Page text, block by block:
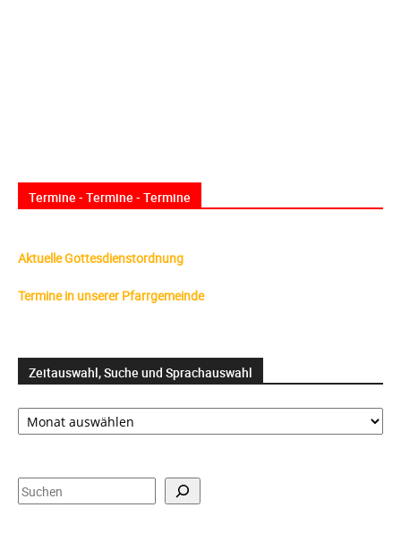
Termine - Termine - Termine
Aktuelle Gottesdienstordnung
Termine in unserer Pfarrgemeinde
Zeitauswahl, Suche und Sprachauswahl
Zeitauswahl,
Suche
Suchen